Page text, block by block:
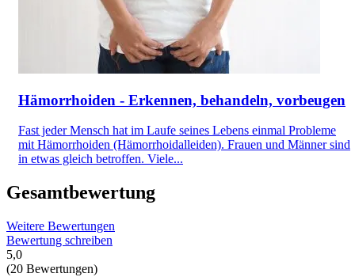
Hämorrhoiden - Erkennen, behandeln, vorbeugen
Fast jeder Mensch hat im Laufe seines Lebens einmal Probleme
mit Hämorrhoiden (Hämorrhoidalleiden). Frauen und Männer sind
in etwas gleich betroffen. Viele...
Gesamtbewertung
Weitere Bewertungen
Bewertung schreiben
5,0
(20 Bewertungen)